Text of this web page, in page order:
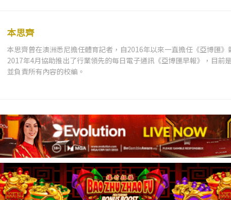
本思齊
本思齊曾在澳洲悉尼擔任體育記者，自2016年以來一直擔任《亞博匯
2017年4月協助推出了行業領先的每日電子通訊《亞博匯早報》，目前
並負責所有內容的校編。